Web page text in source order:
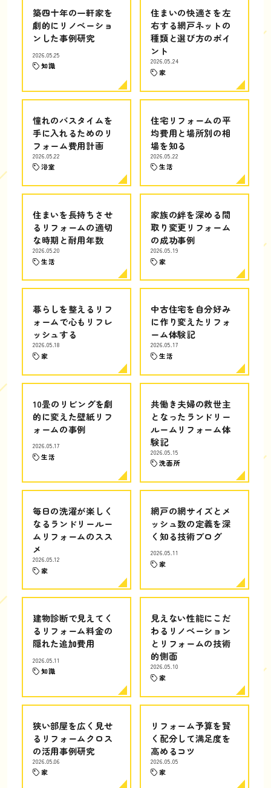
築四十年の一軒家を
劇的にリノベーショ
ンした事例研究
2026.05.25
知識
住まいの快適さを左
右する網戸ネットの
種類と選び方のポイ
ント
2026.05.24
家
憧れのバスタイムを
手に入れるためのリ
フォーム費用計画
2026.05.22
浴室
住宅リフォームの平
均費用と場所別の相
場を知る
2026.05.22
生活
住まいを長持ちさせ
るリフォームの適切
な時期と耐用年数
2026.05.20
生活
家族の絆を深める間
取り変更リフォーム
の成功事例
2026.05.19
家
暮らしを整えるリフ
ォームで心もリフレ
ッシュする
2026.05.18
家
中古住宅を自分好み
に作り変えたリフォ
ーム体験記
2026.05.17
生活
10畳のリビングを劇
的に変えた壁紙リフ
ォームの事例
2026.05.17
生活
共働き夫婦の救世主
となったランドリー
ルームリフォーム体
験記
2026.05.15
洗面所
毎日の洗濯が楽しく
なるランドリールー
ムリフォームのスス
メ
2026.05.12
家
網戸の網サイズとメ
ッシュ数の定義を深
く知る技術ブログ
2026.05.11
家
建物診断で見えてく
るリフォーム料金の
隠れた追加費用
2026.05.11
知識
見えない性能にこだ
わるリノベーション
とリフォームの技術
的側面
2026.05.10
家
狭い部屋を広く見せ
るリフォームクロス
の活用事例研究
2026.05.06
家
リフォーム予算を賢
く配分して満足度を
高めるコツ
2026.05.05
家